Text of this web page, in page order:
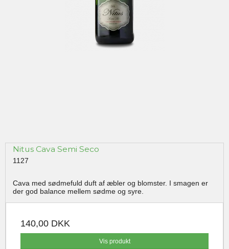
Nitus Cava Semi Seco
1127
Cava med sødmefuld duft af æbler og blomster. I smagen er
der god balance mellem sødme og syre.
140,00 DKK
Vis produkt